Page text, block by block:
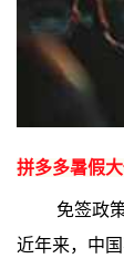
拼多多暑假
免签政
近年来，中